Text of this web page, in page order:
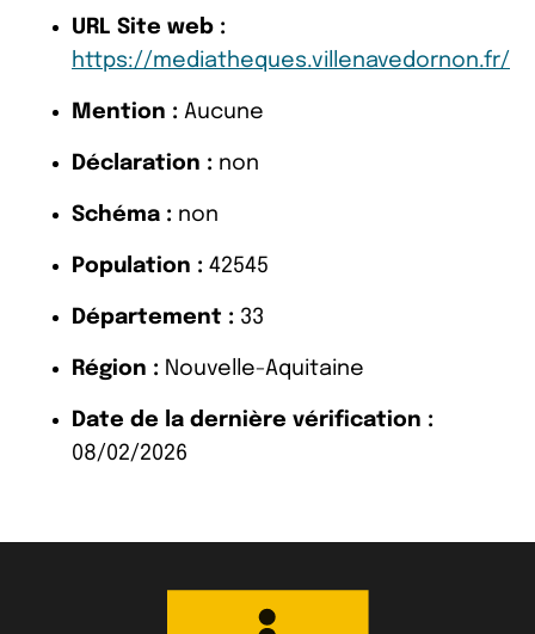
URL Site web :
https://mediatheques.villenavedornon.fr/
Mention : Aucune
Déclaration : non
Schéma : non
Population : 42545
Département : 33
Région : Nouvelle-Aquitaine
Date de la dernière vérification :
08/02/2026